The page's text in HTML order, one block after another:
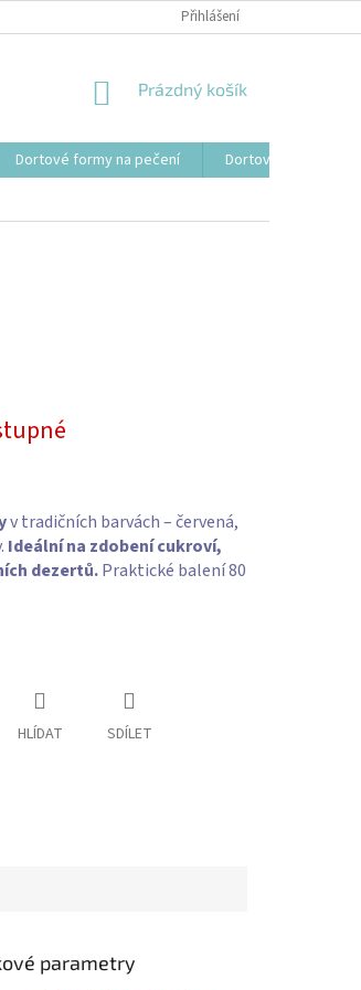
Přihlášení
NÁKUPNÍ
Prázdný košík
Dortové formy na pečení
Dortové svíčky,
v tradičních barvách – červená,
Ideální na zdobení cukroví,
dezertů.Praktické balení 80
HLÍDAT SDÍLET
parametry